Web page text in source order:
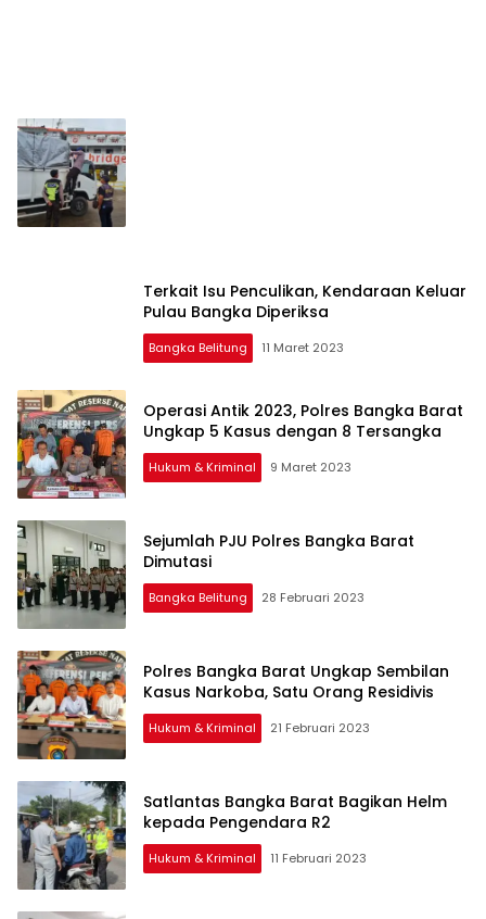
Terkait Isu Penculikan, Kendaraan Keluar
Pulau Bangka Diperiksa
Bangka Belitung 11 Maret 2023
Operasi Antik 2023, Polres Bangka Barat
Ungkap 5 Kasus dengan 8 Tersangka
Hukum & Kriminal 9 Maret 2023
Sejumlah PJU Polres Bangka Barat
Dimutasi
Bangka Belitung 28 Februari 2023
Polres Bangka Barat Ungkap Sembilan
Kasus Narkoba, Satu Orang Residivis
Hukum & Kriminal 21 Februari 2023
Satlantas Bangka Barat Bagikan Helm
kepada Pengendara R2
Hukum & Kriminal 11 Februari 2023